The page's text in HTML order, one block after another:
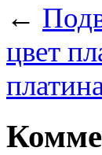
←
цвет